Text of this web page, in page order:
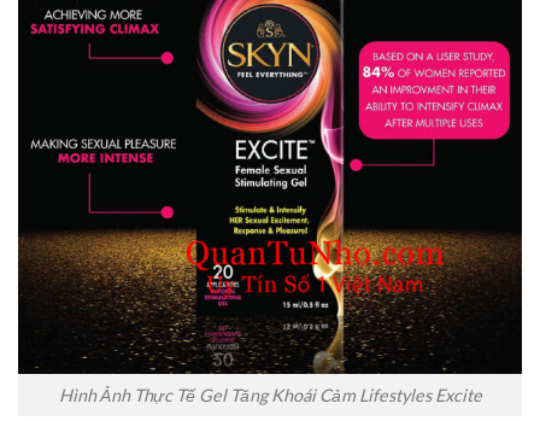
Hình Ảnh Thực Tế Gel Tăng Khoái Cảm Lifestyles Excite